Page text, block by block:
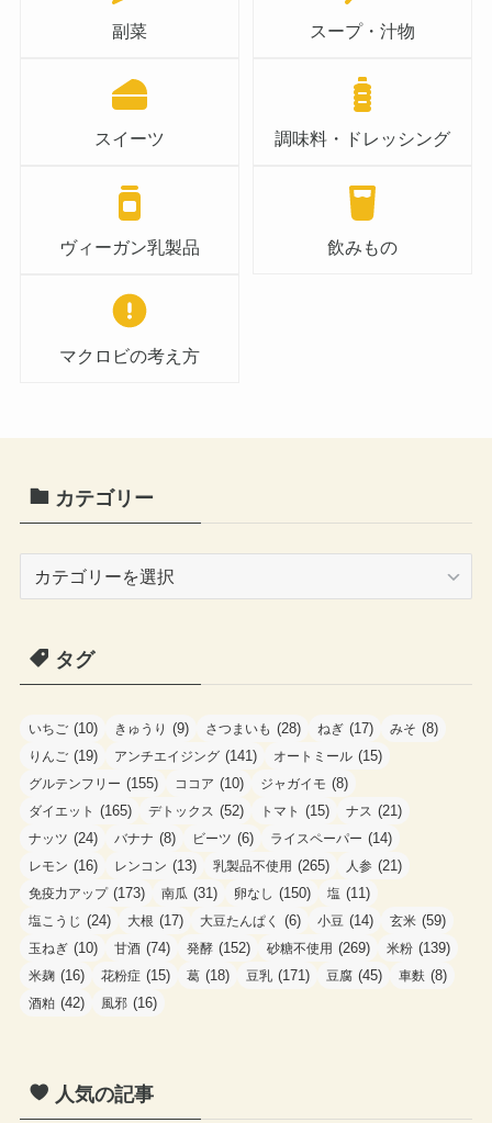
副菜 スープ・汁物
スイーツ 調味料・ドレッシング
ヴィーガン乳製品 飲みもの
マクロビの考え方
カテゴリー
ゴ
タグ
いちご (10) きゅうり (9) さつまいも (28) ねぎ (17) みそ (8)
りんご (19) アンチエイジング (141) オートミール (15)
グルテンフリー (155) ココア (10) ジャガイモ (8)
ダイエット (165) デトックス (52) トマト (15) ナス (21)
ナッツ (24) バナナ (8) ビーツ (6) ライスペーパー (14)
レモン (16) レンコン (13) 乳製品不使用 (265) 人参 (21)
免疫力アップ(173) 南瓜 (31) 卵なし (150) 塩 (11)
塩こうじ (24) 大根 (17) 大豆たんぱく (6) 小豆 (14) 玄米 (59)
玉ねぎ (10) 甘酒 (74) 発酵 (152) 砂糖不使用 (269) 米粉 (139)
米麹 (16) 花粉症 (15) 葛 (18) 豆乳 (171) 豆腐 (45) 車麩 (8)
酒粕 (42) 風邪 (16)
人気の記事